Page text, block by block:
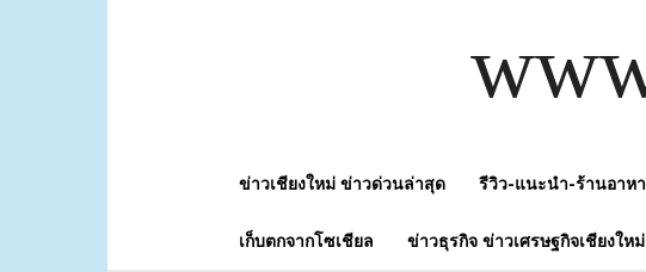
ข่าวเชียงใหม่ ข่าวด่วนล่าสุด รีวิว-แนะนำ-ร้านอาห
เก็บตกจากโซเชียล ข่าวธุรกิจ ข่าวเศรษฐกิจเชียงใหม่